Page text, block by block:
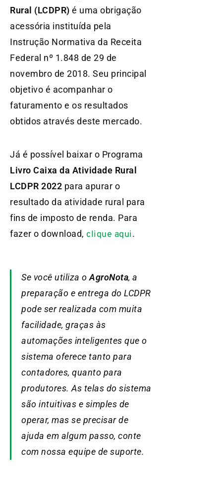
Rural (LCDPR) é uma obrigação
acessória instituída pela
Instrução Normativa da Receita
Federal nº 1.848 de 29 de
novembro de 2018. Seu principal
objetivo é acompanhar o
faturamento e os resultados
obtidos através deste mercado.
Já é possível baixar o Programa
Livro Caixa da Atividade Rural
LCDPR 2022 para apurar o
resultado da atividade rural para
fins de imposto de renda. Para
fazer o download, clique aqui.
Se você utiliza oAgroNota, a
preparação e entrega do LCDPR
pode ser realizada com muita
facilidade, graças às
automações inteligentes que o
sistema oferece tanto para
contadores, quanto para
produtores. As telas do sistema
são intuitivas e simples de
operar, mas se precisar de
ajuda em algum passo, conte
com nossa equipe de suporte.